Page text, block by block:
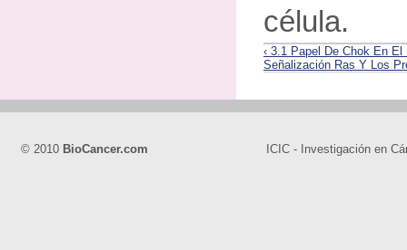
célula.
‹ 3.1 Papel De Chok En
Señalización Ras Y Los
© 2010 BioCancer.com ICIC - Investigación en